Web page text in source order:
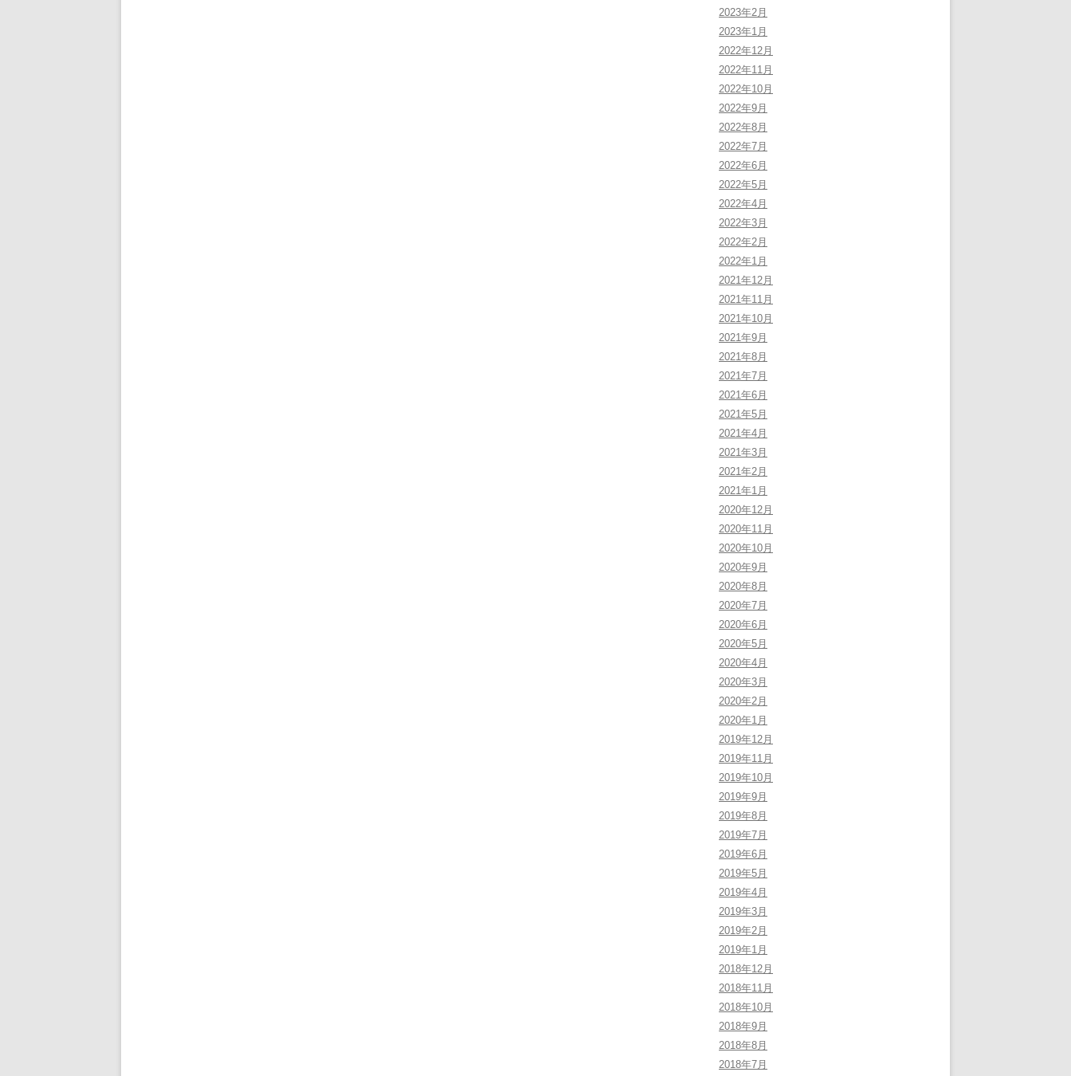
2023年2月
2023年1月
2022年12月
2022年11月
2022年10月
2022年9月
2022年8月
2022年7月
2022年6月
2022年5月
2022年4月
2022年3月
2022年2月
2022年1月
2021年12月
2021年11月
2021年10月
2021年9月
2021年8月
2021年7月
2021年6月
2021年5月
2021年4月
2021年3月
2021年2月
2021年1月
2020年12月
2020年11月
2020年10月
2020年9月
2020年8月
2020年7月
2020年6月
2020年5月
2020年4月
2020年3月
2020年2月
2020年1月
2019年12月
2019年11月
2019年10月
2019年9月
2019年8月
2019年7月
2019年6月
2019年5月
2019年4月
2019年3月
2019年2月
2019年1月
2018年12月
2018年11月
2018年10月
2018年9月
2018年8月
2018年7月